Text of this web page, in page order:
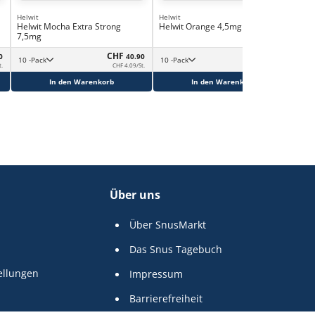
Helwit
Helwit Mocha Extra Strong
7,5mg
10 -Pack CHF 40.90
CHF 4.09/St.
In den Warenkorb
Helwit
Helwit Orange 4,5mg
10 -Pack
In den Warenkorb
Über uns
Über SnusMarkt
Das Snus Tagebuch
Impressum
Barrierefreiheit